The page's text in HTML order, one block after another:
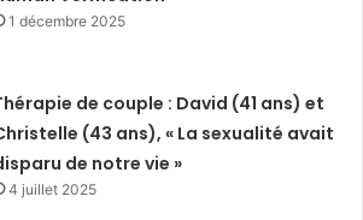
1 décembre 2025
de couple : David (41 ans) et
(43 ans), « La sexualité avait
de notre vie »
4 juillet 2025